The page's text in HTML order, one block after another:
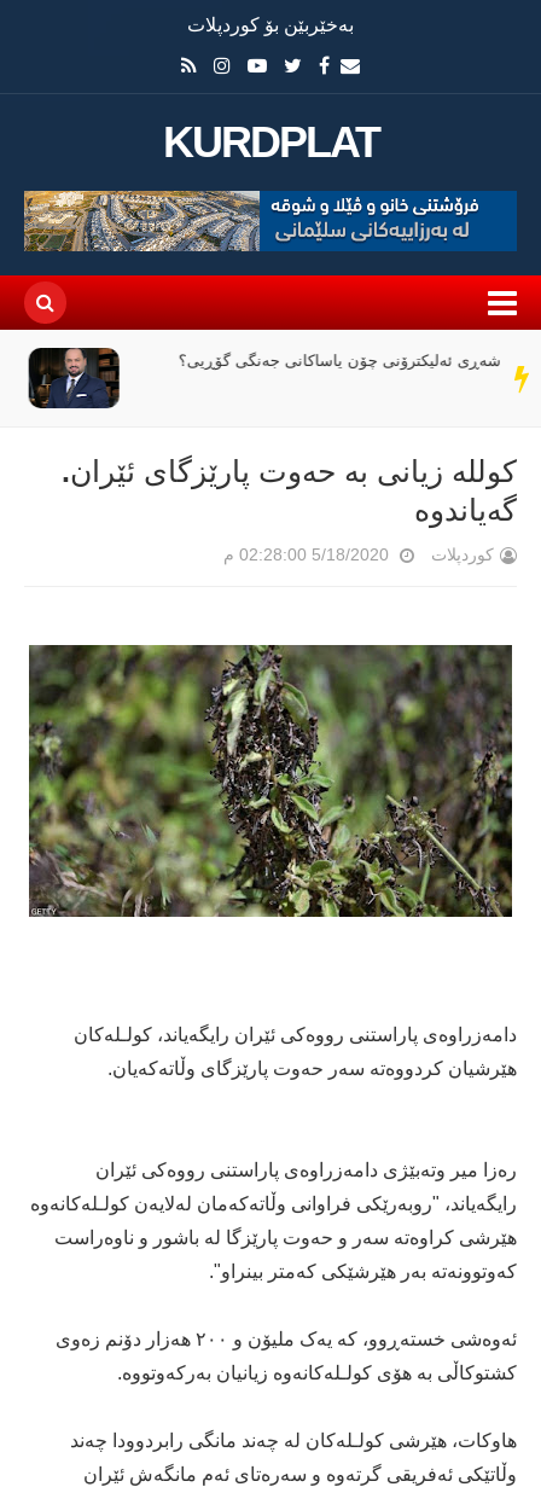
بەخێربێن بۆ کوردپلات
KURDPLAT
سەر
دێڕ
وێرانی عێراق لە نێوان ملیاران و ئاگردا
كوللە زیانی بە حەوت پارێزگای ئێران.
گەیاندوە
کوردپلات 5/18/2020 02:28:00 م
دامەزراوەی پاراستنی رووەکی ئێران رایگەیاند، کولـلەکان
هێرشیان کردووەتە سەر حەوت پارێزگای وڵاتەکەیان.
رەزا میر وتەبێژی دامەزراوەی پاراستنی رووەکی ئێران
رایگەیاند، "روبەرێکی فراوانی وڵاتەکەمان لەلایەن کولـلەکانەوە
هێرشی کراوەتە سەر و حەوت پارێزگا لە باشور و ناوەراست
کەوتوونەتە بەر هێرشێکی کەمتر بینراو".
ئەوەشی خستەڕوو، کە یەک ملیۆن و ٢٠٠ هەزار دۆنم زەوی
کشتوکاڵی بە هۆی کولـلەکانەوە زیانیان بەرکەوتووە.
هاوکات، هێرشی کولـلەکان لە چەند مانگی رابردوودا چەند
وڵاتێکی ئەفریقی گرتەوە و سەرەتای ئەم مانگەش ئێران